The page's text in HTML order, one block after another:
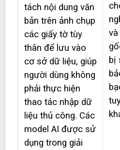
tách nội dung văn
bản trên ảnh chụp
các giấy tờ tùy
thân để lưu vào
cơ sở dữ liệu, giúp
người dùng không
phải thực hiện
thao tác nhập dữ
liệu thủ công. Các
model AI được sử
dụng trong giải
bị